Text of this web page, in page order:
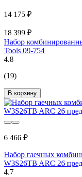
14 175 ₽
18 399 ₽
Набор
Tools 09-754
4.8
(19)
В корзину
6 466 ₽
Набор гаечных
W3S26TB ARC 26
4.7